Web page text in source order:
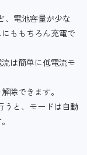
、電池容量が少な
ももちろん充電で
は簡単に低電流モ
除できます。
うと、モードは自動